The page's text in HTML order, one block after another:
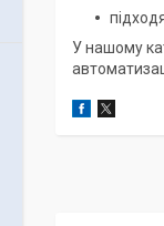
У нашому